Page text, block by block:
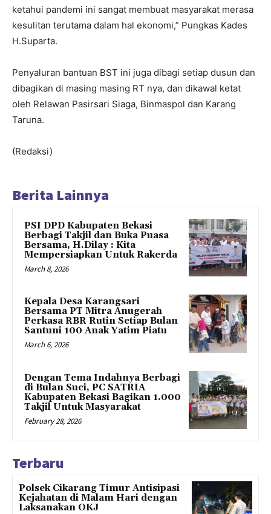
ketahui pandemi ini sangat membuat masyarakat merasa
kesulitan terutama dalam hal ekonomi,” Pungkas Kades
H.Suparta.
Penyaluran bantuan BST ini juga dibagi setiap dusun dan
dibagikan di masing masing RT nya, dan dikawal ketat
oleh Relawan Pasirsari Siaga, Binmaspol dan Karang
Taruna.
(Redaksi)
Berita Lainnya
PSI DPD Kabupaten Bekasi
Berbagi Takjil dan Buka Puasa
Bersama, H.Dilay : Kita
Mempersiapkan Untuk Rakerda
March 8, 2026
Kepala Desa Karangsari
Bersama PT Mitra Anugerah
Perkasa RBR Rutin Setiap Bulan
Santuni 100 Anak Yatim Piatu
March 6, 2026
Dengan Tema Indahnya Berbagi
di Bulan Suci, PC SATRIA
Kabupaten Bekasi Bagikan 1.000
Takjil Untuk Masyarakat
February 28, 2026
Terbaru
Polsek Cikarang Timur Antisipasi
Kejahatan di Malam Hari dengan
Laksanakan OKJ